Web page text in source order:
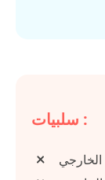
سلبيات :